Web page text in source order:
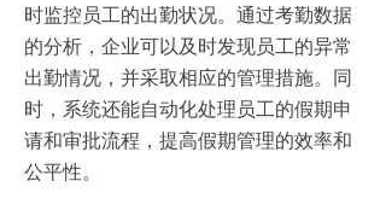
时监控员工的出勤状况。通过考勤数据
的分析，企业可以及时发现员工的异常
出勤情况，并采取相应的管理措施。同
时，系统还能自动化处理员工的假期申
请和审批流程，提高假期管理的效率和
公平性。